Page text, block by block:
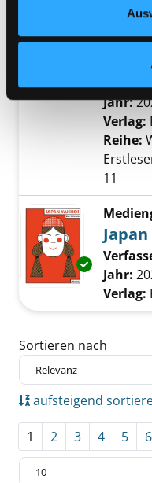
mit
Jahr:
Verlag:
Reihe:
11
Exemplar-
Jahr:
Verlag:
Zu den Suchfiltern
Sortieren nach
aufsteigend
1 2 3 4 5 6